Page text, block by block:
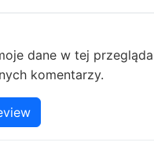
dane w tej
komentarzy.